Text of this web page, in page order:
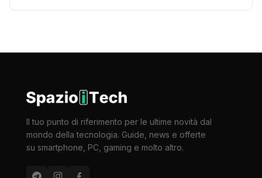
Il tuo punto di riferimento per le ultime novità dal
mondo della tecnologia. Guide, news e offerte
su smartphone, PC, gaming e molto altro.